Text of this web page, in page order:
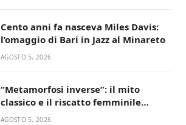
Cento anni fa nasceva Miles Davis:
l’omaggio di Bari in Jazz al Minareto
AGOSTO 5, 2026
“Metamorfosi inverse”: il mito
classico e il riscatto femminile
incantano la Selva di Fasano
AGOSTO 5, 2026